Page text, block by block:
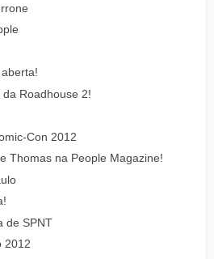
Roadhouse 2!
Con 2012
Thomas na People Magazine!
de SPNT
2012